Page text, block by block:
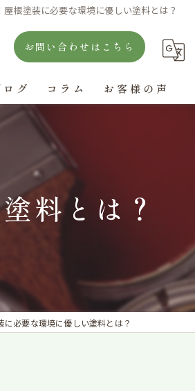
屋根塗装に必要な環境に優しい塗料とは？
お問い合わせはこちら
ログ コラム お客様の声
料とは？
に必要な環境に優しい塗料とは？